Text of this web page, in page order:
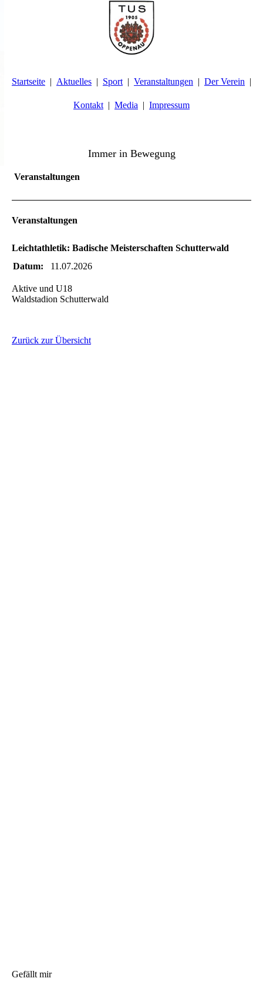
Startseite Aktuelles Sport Veranstaltungen Der Verein
Kontakt Media Impressum
Immer in Bewegung
Veranstaltungen
Veranstaltungen
Leichtathletik: Badische Meisterschaften Schutterwald
Datum:
11.07.2026
Aktive und U18
Waldstadion Schutterwald
Zurück zur Übersicht
Gefällt mir